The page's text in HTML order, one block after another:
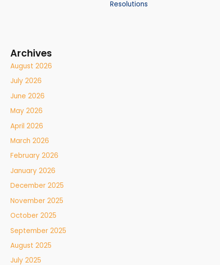
Resolutions
Archives
August 2026
July 2026
June 2026
May 2026
April 2026
March 2026
February 2026
January 2026
December 2025
November 2025
October 2025
September 2025
August 2025
July 2025